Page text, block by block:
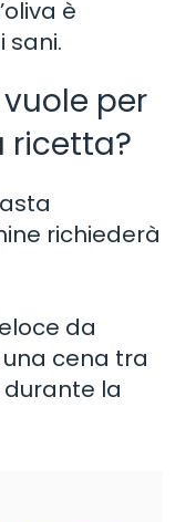
è
sani.
per
ricetta?
richiederà
da
cena tra
la